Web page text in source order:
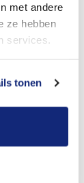
met andere
ze hebben
services.
tonen
vindt bij hen
een
bij u in de
tot hoe u